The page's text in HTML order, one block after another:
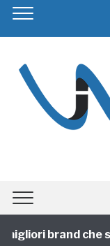
brand che